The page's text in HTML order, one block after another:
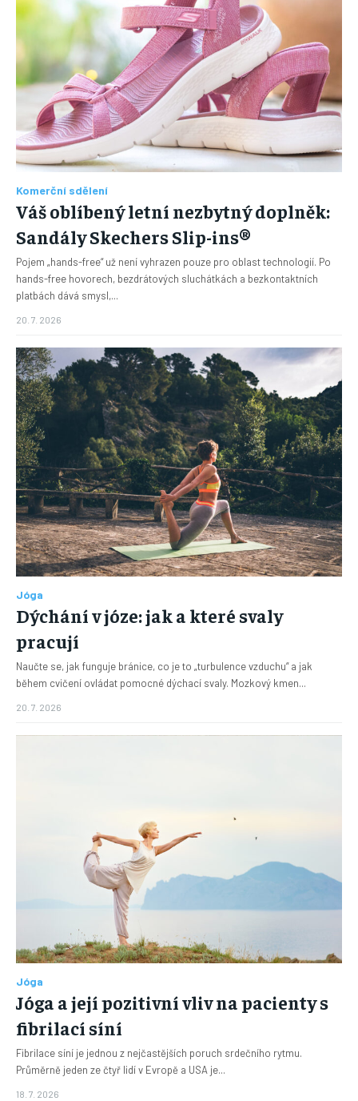
Komerční sdělení
Váš oblíbený letní nezbytný doplněk:
Sandály Skechers Slip-ins®
Pojem „hands-free“ už není vyhrazen pouze pro oblast technologií. Po
hands-free hovorech, bezdrátových sluchátkách a bezkontaktních
platbách dává smysl,...
20. 7. 2026
Jóga
Dýchání v józe: jak a které svaly
pracují
Naučte se, jak funguje bránice, co je to „turbulence vzduchu“ a jak
během cvičení ovládat pomocné dýchací svaly. Mozkový kmen...
20. 7. 2026
Jóga
Jóga a její pozitivní vliv na pacienty s
fibrilací síní
Fibrilace síní je jednou z nejčastějších poruch srdečního rytmu.
Průměrně jeden ze čtyř lidí v Evropě a USA je...
18. 7. 2026